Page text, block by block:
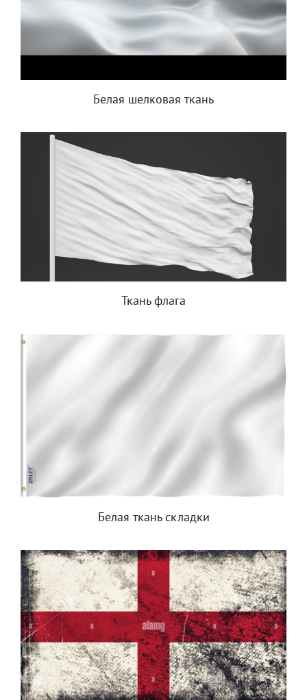
Белая шелковая ткань
Ткань флага
Белая ткань складки